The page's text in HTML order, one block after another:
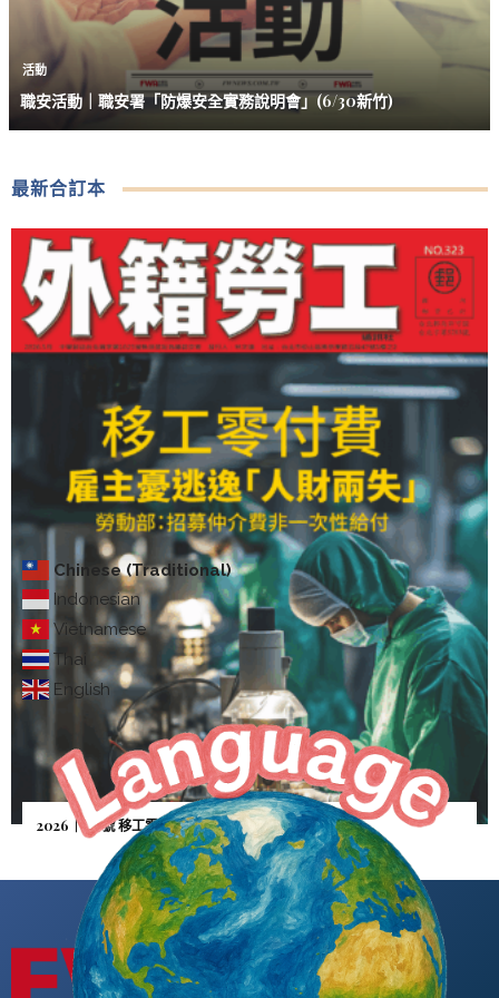
Chinese (Traditional)
Indonesian
Vietnamese
Thai
English
活動
職安活動｜職安署「防爆安全實務說明會」(6/30新竹)
最新合訂本
2026｜5月號 移工零付費—雇主憂逃逸「人財兩失」